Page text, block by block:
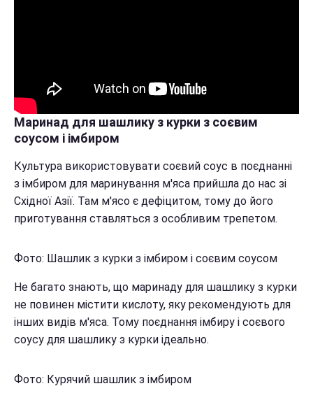
Маринад для шашлику з курки з соєвим
соусом і імбиром
Культура використовувати соєвий соус в поєднанні
з імбиром для маринування м'яса прийшла до нас зі
Східної Азії. Там м'ясо є дефіцитом, тому до його
приготування ставляться з особливим трепетом.
Фото: Шашлик з курки з імбиром і соєвим соусом
Не багато знають, що маринаду для шашлику з курки
не повинен містити кислоту, яку рекомендують для
інших видів м'яса. Тому поєднання імбиру і соєвого
соусу для шашлику з курки ідеально.
Фото: Курячий шашлик з імбиром